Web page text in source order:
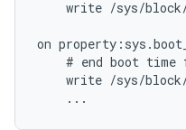
write /sys/
on
# end boot time
write /sys/
    ...